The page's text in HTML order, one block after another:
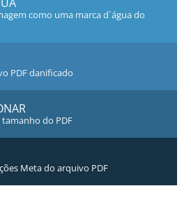
como uma marca d`água do
PDF danificado
do PDF
Meta do arquivo PDF